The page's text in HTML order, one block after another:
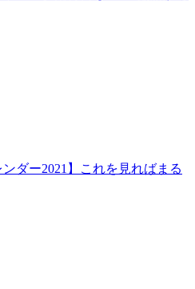
ンダー2021】これを見ればまる